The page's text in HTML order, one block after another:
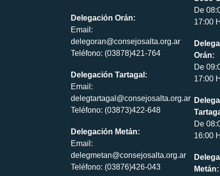
Delegación Orán:
Email:
delegoran@consejosalta.org.ar
Teléfono: (03878)421-764
Delegación Tartagal:
Email:
delegtartagal@consejosalta.org.ar
Teléfono: (03873)422-648
Delegación Metán:
Email:
delegmetan@consejosalta.org.ar
Teléfono: (03876)426-043
De
17:00
Orán:
De
17:00
De
16:00
Metán: